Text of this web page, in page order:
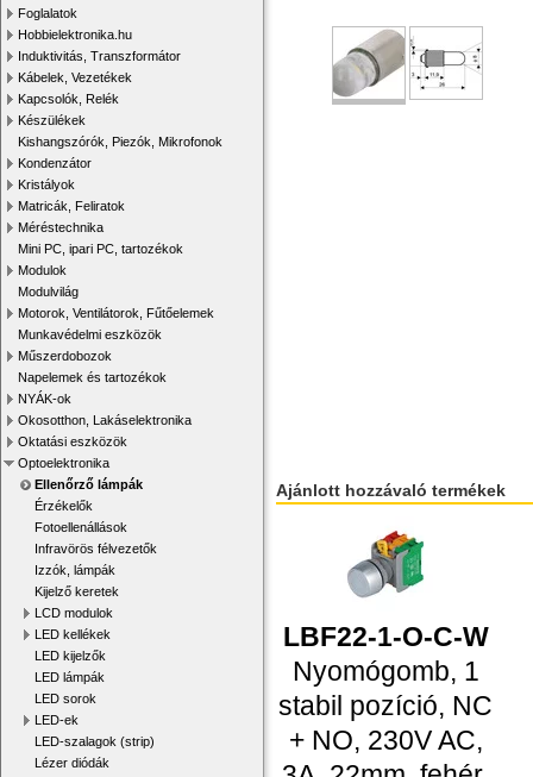
Foglalatok
Hobbielektronika.hu
Induktivitás, Transzformátor
Kábelek, Vezetékek
Kapcsolók, Relék
Készülékek
Kishangszórók, Piezók, Mikrofonok
Kondenzátor
Kristályok
Matricák, Feliratok
Méréstechnika
Mini PC, ipari PC, tartozékok
Modulok
Modulvilág
Motorok, Ventilátorok, Fűtőelemek
Munkavédelmi eszközök
Műszerdobozok
Napelemek és tartozékok
NYÁK-ok
Okosotthon, Lakáselektronika
Oktatási eszközök
Optoelektronika
Ellenőrző lámpák
Érzékelők
Fotoellenállások
Infravörös félvezetők
Izzók, lámpák
Kijelző keretek
LCD modulok
LED kellékek
LED kijelzők
LED lámpák
LED sorok
LED-ek
LED-szalagok (strip)
Lézer diódák
Ajánlott hozzávaló termékek
LBF22-1-O-C-W
Nyomógomb, 1
stabil pozíció, NC
+ NO, 230V AC,